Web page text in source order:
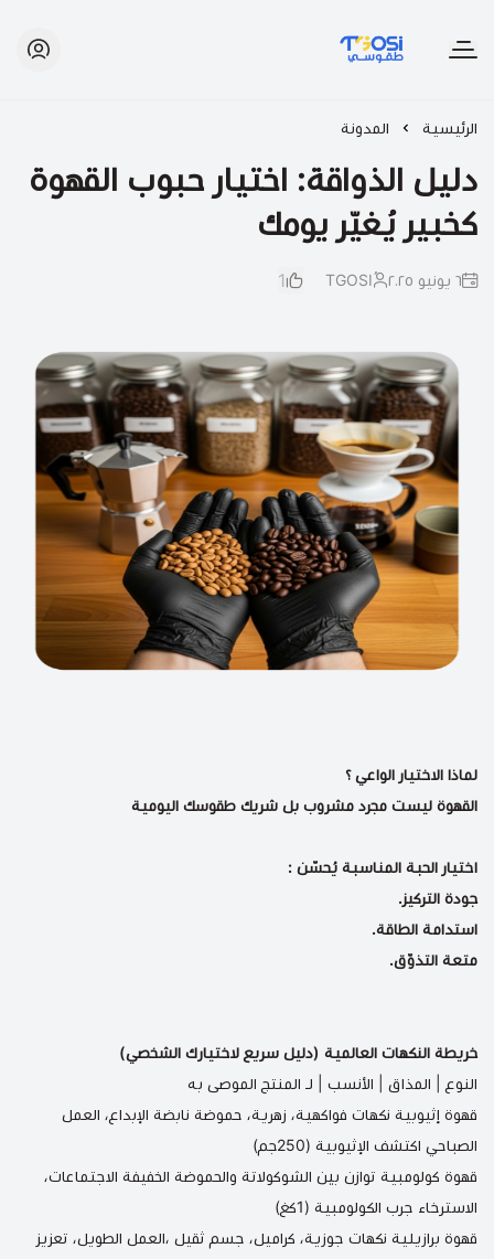
طقوسي | TGOSI
الرئيسية المدونة
دليل الذواقة: اختيار حبوب القهوة
كخبير يُغيّر يومك
٦ يونيو ٢٠٢٥ 1
لماذا الاختيار الواعي ؟
القهوة ليست مجرد مشروب بل شريك طقوسك اليومية
اختيار الحبة المناسبة يُحسّن :
جودة التركيز.
استدامة الطاقة.
متعة التذوّق.
خريطة النكهات العالمية (دليل سريع لاختيارك الشخصي)
النوع | المذاق | الأنسب | لـ المنتج الموصى به
قهوة إثيوبية نكهات فواكهية، زهرية، حموضة نابضة الإبداع، العمل
الصباحي اكتشف الإثيوبية (250جم)
قهوة كولومبية توازن بين الشوكولاتة والحموضة الخفيفة الاجتماعات،
الاسترخاء جرب الكولومبية (1كغ)
قهوة برازيلية نكهات جوزية، كراميل، جسم ثقيل ،العمل الطويل، تعزيز